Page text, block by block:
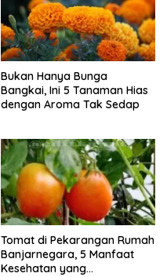
Bukan Hanya Bunga
Bangkai, Ini 5 Tanaman Hias
dengan Aroma Tak Sedap
Tomat di Pekarangan Rumah
Banjarnegara, 5 Manfaat
Kesehatan yang